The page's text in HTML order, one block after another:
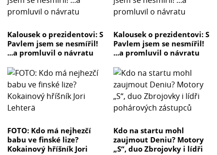
Kalousek o prezidentovi: S
Pavlem jsem se nesmířil!
...a promluvil o návratu
Kalousek o prezidentovi: S
Pavlem jsem se nesmířil!
...a promluvil o návratu
FOTO: Kdo má nejhezčí
babu ve finské lize?
Kokainový hříšník Jori
Kdo na startu mohl
zaujmout Deniu? Motory
„S“, duo Zbrojovky i lídři